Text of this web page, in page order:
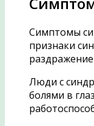
Симптомы
признаки
Люди с
болями в